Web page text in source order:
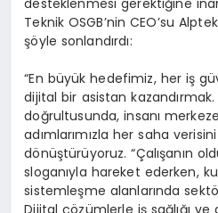
Teknik OSGB’nin CEO’su
şöyle sonlandırdı:
“En büyük hedefimiz, her iş
dijital bir asistan
doğrultusunda, insanı
adımlarımızla her saha
dönüştürüyoruz. “Çalışanın
sloganıyla hareket ederken,
sistemleşme alanlarında
Dijital çözümlerle iş sağlığı